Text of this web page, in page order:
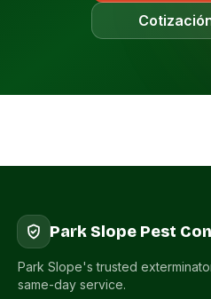
Park Slope Pest
Park Slope's trusted
same-day service.